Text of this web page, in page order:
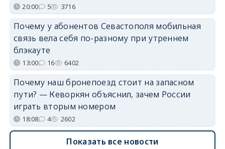
20:00 5 3716
Почему у абонентов Севастополя мобильная
связь вела себя по-разному при утреннем
блэкауте
13:00 16 6402
Почему наш бронепоезд стоит на запасном
пути? — Кеворкян объяснил, зачем России
играть вторым номером
18:08 4 2602
Показать все новости